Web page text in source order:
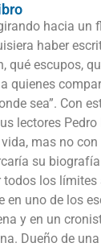
hacia un
haber
qué escupos,
quienes
sea”. Con
lectores
mas no
su
los límites
en uno de los
y en un
Dueño de